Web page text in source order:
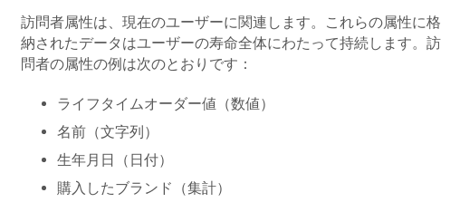
訪問者属性は、現在のユーザーに関連します。これらの属性に格
納されたデータはユーザーの寿命全体にわたって持続します。訪
問者の属性の例は次のとおりです：
ライフタイムオーダー値（数値）
名前（文字列）
生年月日（日付）
購入したブランド（集計）